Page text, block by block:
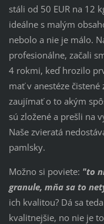
stáli od 50 EUR na 12
ideálne s malým
nebolo a nie je málo.
profesionálne, začali
4 rokmi, keď hrozilo
mať v anestéze
zaujímať o to akým
sú zložené a prešli na
Naše zvieratá
pamlsky.
Možno si poviete: "to
granule, mňa sa to
ich kvalitou? Dá sa
kvalitnejšie, no nie je